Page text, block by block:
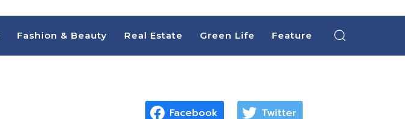
Fashion & Beauty Real Estate Green Life Feature
Facebook Twitter